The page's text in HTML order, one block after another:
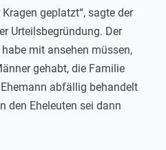
geplatzt“, sagte der
Urteilsbegründung. Der
mit ansehen müssen,
gehabt, die Familie
abfällig behandelt
den Eheleuten sei dann